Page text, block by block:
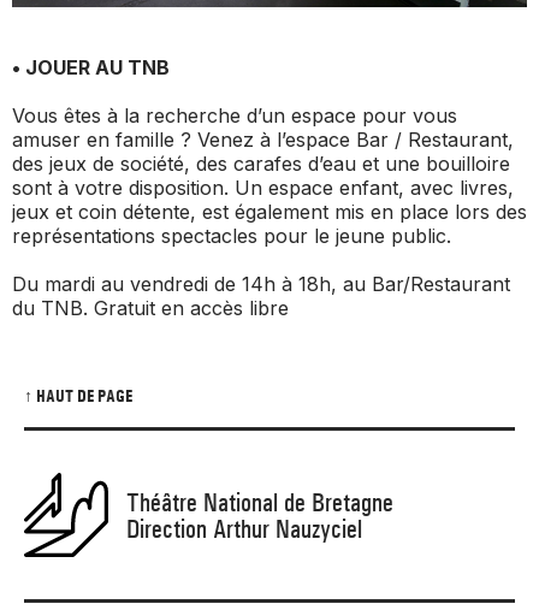
• JOUER AU TNB
Vous êtes à la recherche d’un espace pour vous
amuser en famille ? Venez à l’espace Bar / Restaurant,
des jeux de société, des carafes d’eau et une bouilloire
sont à votre disposition. Un espace enfant, avec livres,
jeux et coin détente, est également mis en place lors des
représentations spectacles pour le jeune public.
Du mardi au vendredi de 14h à 18h, au Bar/Restaurant
du TNB. Gratuit en accès libre
↑ HAUT DE PAGE
Théâtre National de Bretagne
Direction Arthur Nauzyciel